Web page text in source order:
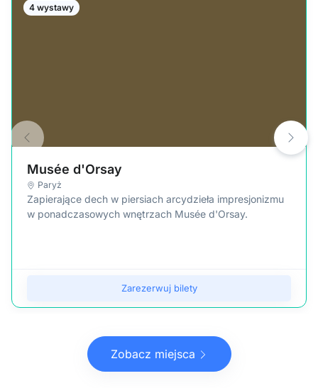
4 wystawy
Musée d'Orsay
Paryż
Zapierające dech w piersiach arcydzieła impresjonizmu
w ponadczasowych wnętrzach Musée d'Orsay.
Zarezerwuj bilety
Zobacz miejsca